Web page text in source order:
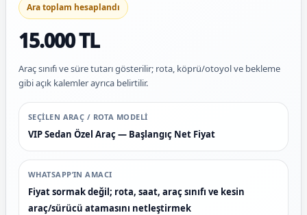
Ara toplam hesaplandı
15.000 TL
Araç sınıfı ve süre tutarı gösterilir; rota, köprü/otoyol ve bekleme
gibi açık kalemler ayrıca belirtilir.
SEÇILEN ARAÇ / ROTA MODELI
VIP Sedan Özel Araç — Başlangıç Net Fiyat
WHATSAPP’IN AMACI
Fiyat sormak değil; rota, saat, araç sınıfı ve kesin
araç/sürücü atamasını netleştirmek